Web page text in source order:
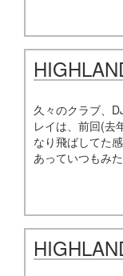
久々のクラブ、
レイは、前回(去
なり飛ばしてた
あっていつもみ